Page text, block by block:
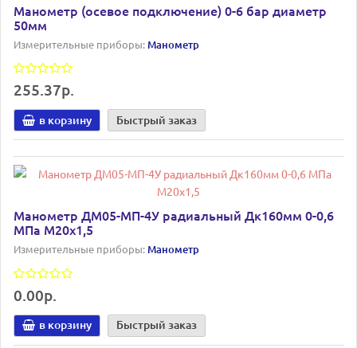
Манометр (осевое подключение) 0-6 бар диаметр
50мм
Измерительные приборы:Манометр
255.37р.
в корзину Быстрый заказ
Манометр ДМ05-МП-4У радиальный Дк160мм 0-0,6
МПа М20х1,5
Измерительные приборы:Манометр
0.00р.
в корзину Быстрый заказ